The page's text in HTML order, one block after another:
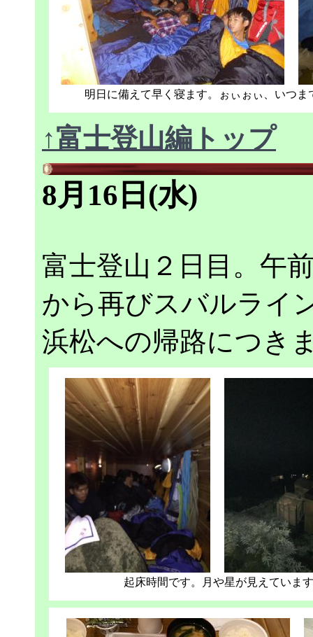
明日に備えて早く寝ます。ぉぃぉぃ、いつ
↑富士登山編トップ
8月16日(水)
富士登山２日目。午
から再びスバルライ
浜松への帰路につき
起床時間です。月や星が見えていま